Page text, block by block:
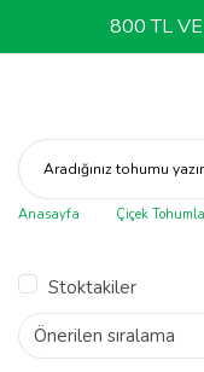
800 TL
Aradığınız tohumu
Anasayfa Çiçek
Stoktakiler